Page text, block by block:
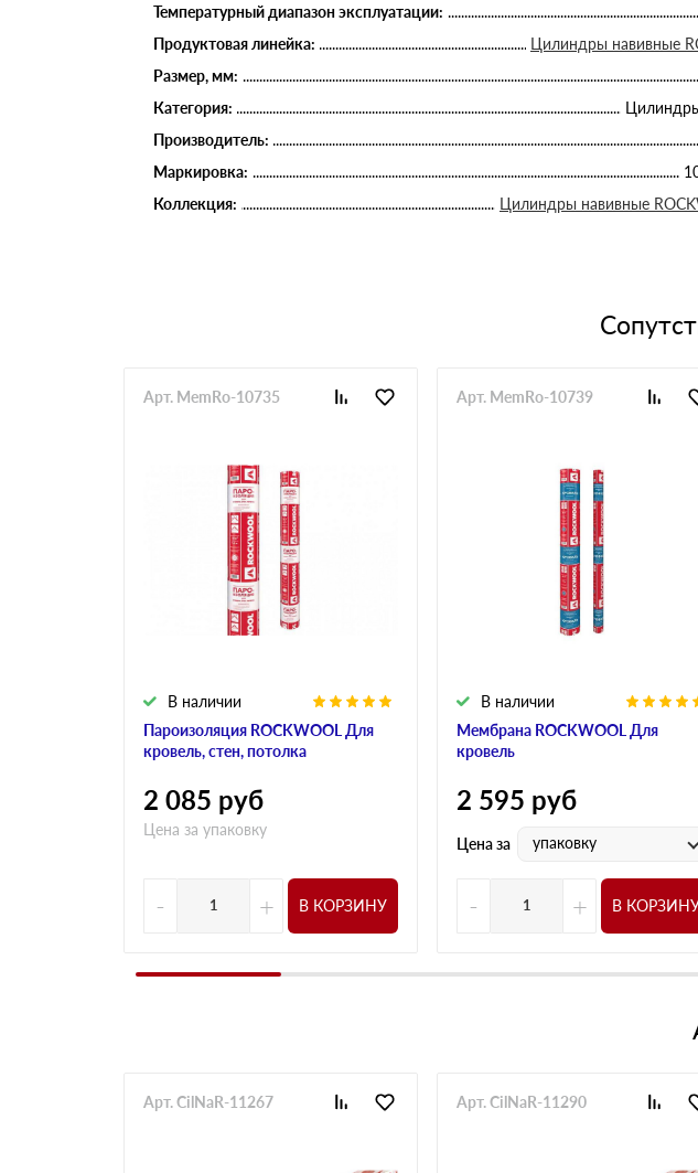
Температурный диапазон эксплуатации:
Продуктовая линейка:
Цилиндры навивные
Размер, мм:
Категория:
Производитель:
Маркировка:
Коллекция:
Цилиндры навивные
Пароизоляция ROCKWOOL Для
кровель, стен, потолка
В наличии
Арт. MemRo-10735
2 085 руб
Цена за упаковку
- + В КОРЗИНУ
Мембрана ROCKWOOL Для
кровель
В наличии
Арт. MemRo-10739
2 595 руб
Цена за упаковку
- + В
Арт. CilNaR-11267 Арт. CilNaR-11290